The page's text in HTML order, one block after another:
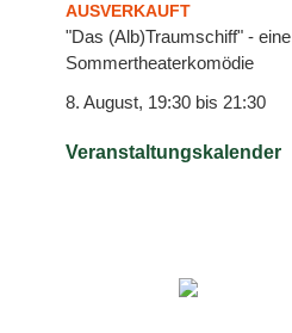
AUSVERKAUFT
"Das (Alb)Traumschiff" - eine
Sommertheaterkomödie
8. August, 19:30 bis 21:30
Veranstaltungskalender